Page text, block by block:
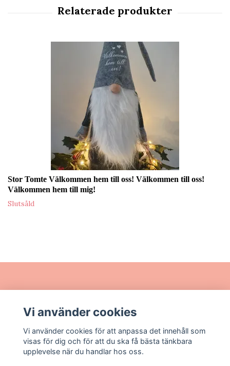
Stor Tomte Välkommen hem till oss! Välkommen till oss!
Välkommen hem till mig!
Slutsåld
Sociala medier
Vi använder cookies
Vi använder cookies för att anpassa det innehåll som
visas för dig och för att du ska få bästa tänkbara
upplevelse när du handlar hos oss.